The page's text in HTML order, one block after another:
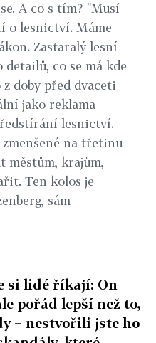
A co s tím? "Musí
o lesnictví. Máme
Zastaralý lesní
co se má kde
doby před dvaceti
jako reklama
lesnictví.
na třetinu
městům, krajům,
Ten kolos je
sám
si lidé říkají: On
pořád lepší než to,
− nestvořili jste ho